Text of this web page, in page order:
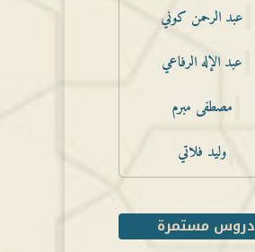
عبد الرحمن كوني
عبد الإله الرفاعي
مصطفى مبرم
وليد فلاتي
دروس مستمرة